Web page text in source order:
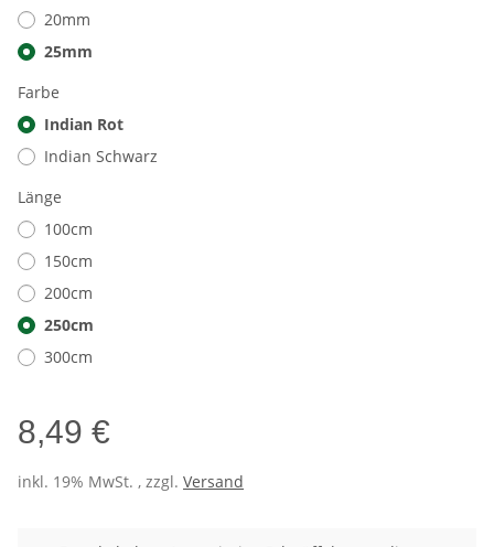
20mm
25mm
Farbe
Indian Rot
Indian Schwarz
Länge
100cm
150cm
200cm
250cm
300cm
8,49 €
inkl. 19% MwSt. , zzgl. Versand